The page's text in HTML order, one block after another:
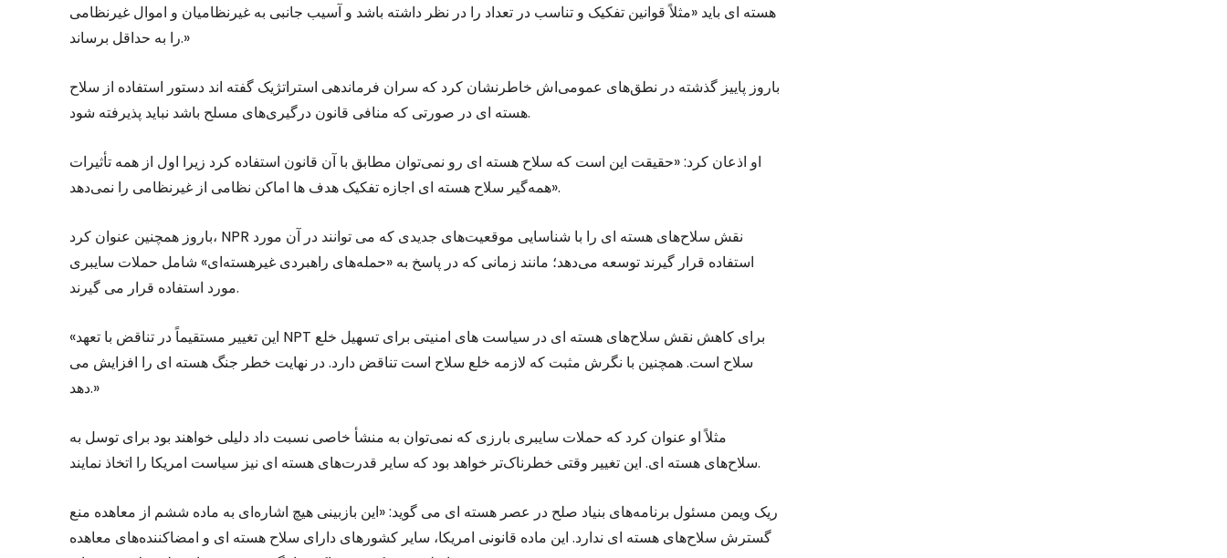
هسته ای باید «مثلاً قوانین تفکیک و تناسب در تعداد را در نظر داشته باشد و آسیب جانبی به غیرنظامیان و اموال غیرنظامی
را به حداقل برساند.»
باروز پاییز گذشته در نطق‌های عمومی‌اش خاطرنشان کرد که سران فرماندهی استراتژیک گفته اند دستور استفاده از سلاح
هسته ای در صورتی که منافی قانون درگیری‌های مسلح باشد نباید پذیرفته شود.
او اذعان کرد: «حقیقت این است که سلاح هسته ای رو نمی‌توان مطابق با آن قانون استفاده کرد زیرا اول از همه تأثیرات
همه‌گیر سلاح هسته ای اجازه تفکیک هدف ها اماکن نظامی از غیرنظامی را نمی‌دهد».
باروز همچنین عنوان کرد، NPR نقش سلاح‌های هسته ای را با شناسایی موقعیت‌های جدیدی که می توانند در آن مورد
استفاده قرار گیرند توسعه می‌دهد؛ مانند زمانی که در پاسخ به «حمله‌های راهبردی غیرهسته‌ای» شامل حملات سایبری
مورد استفاده قرار می گیرند.
«این تغییر مستقیماً در تناقض با تعهد NPT برای کاهش نقش سلاح‌های هسته ای در سیاست های امنیتی برای تسهیل خلع
سلاح است. همچنین با نگرش مثبت که لازمه خلع سلاح است تناقض دارد. در نهایت خطر جنگ هسته ای را افزایش می
دهد.»
مثلاً او عنوان کرد که حملات سایبری بارزی که نمی‌توان به منشأ خاصی نسبت داد دلیلی خواهند بود برای توسل به
سلاح‌های هسته ای. این تغییر وقتی خطرناک‌تر خواهد بود که سایر قدرت‌های هسته ای نیز سیاست امریکا را اتخاذ نمایند.
ریک ویمن مسئول برنامه‌های بنیاد صلح در عصر هسته ای می گوید: «این بازبینی هیچ اشاره‌ای به ماده ششم از معاهده منع
گسترش سلاح‌های هسته ای ندارد. این ماده قانونی امریکا، سایر کشورهای دارای سلاح هسته ای و امضاکننده‌های معاهده